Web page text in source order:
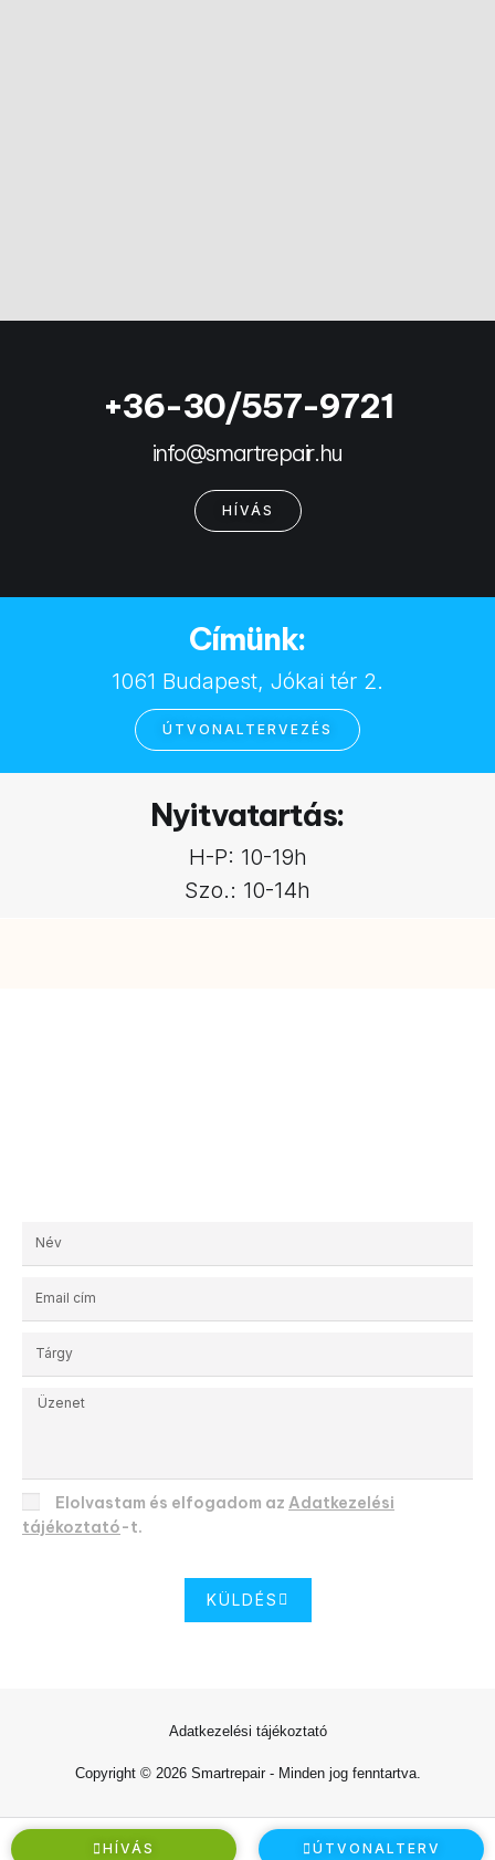
+36-30/557-9721
info@smartrepair.hu
HÍVÁS
Címünk:
1061 Budapest, Jókai tér 2.
ÚTVONALTERVEZÉS
Nyitvatartás:
H-P: 10-19h
Szo.: 10-14h
Elolvastam és elfogadom az Adatkezelési
tájékoztató-t.
KÜLDÉS
Copyright © 2026 Smartrepair - Minden jog fenntartva.
Adatkezelési tájékoztató
HÍVÁS ÚTVONALTERV